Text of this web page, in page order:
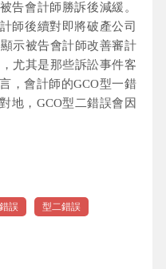
告會計師勝訴後減緩。
師後續對即將破產公司
示被告會計師改善審計
尤其是那些訴訟事件客
，會計師的GCO型一錯
地，GCO型二錯誤會因
誤 型二錯誤